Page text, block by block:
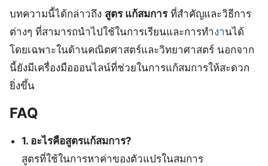
บทความนี้ได้กล่าวถึง สูตร แก้สมการที่สำคัญและวิธีการ
ต่างๆ ที่สามารถนำไปใช้ในการเรียนและการทำงานได้
โดยเฉพาะในด้านคณิตศาสตร์และวิทยาศาสตร์ นอกจาก
นี้ยังมีเครื่องมือออนไลน์ที่ช่วยในการแก้สมการให้สะดวก
ยิ่งขึ้น
FAQ
1. อะไรคือสูตรแก้สมการ?
สูตรที่ใช้ในการหาค่าของตัวแปรในสมการ